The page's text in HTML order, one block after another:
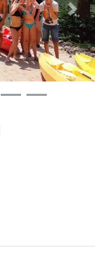
Next